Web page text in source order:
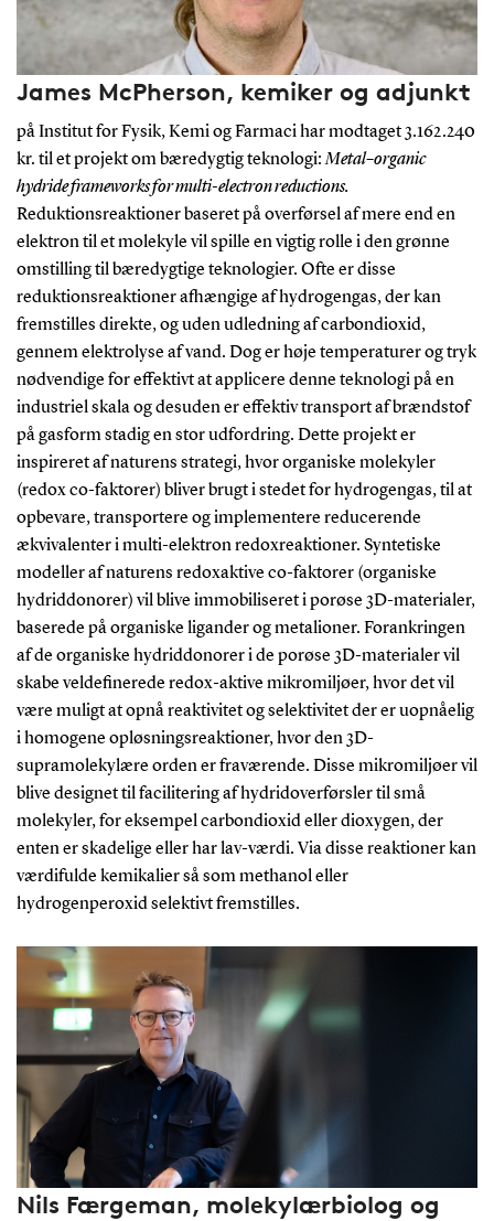
James McPherson, kemiker og adjunkt
på Institut for Fysik, Kemi og Farmaci har modtaget 3.162.240
kr. til et projekt om bæredygtig teknologi:Metal–organic
hydride frameworks for multi-electron reductions.
Reduktionsreaktioner baseret på overførsel af mere end en
elektron til et molekyle vil spille en vigtig rolle i den grønne
omstilling til bæredygtige teknologier. Ofte er disse
reduktionsreaktioner afhængige af hydrogengas, der kan
fremstilles direkte, og uden udledning af carbondioxid,
gennem elektrolyse af vand. Dog er høje temperaturer og tryk
nødvendige for effektivt at applicere denne teknologi på en
industriel skala og desuden er effektiv transport af brændstof
på gasform stadig en stor udfordring. Dette projekt er
inspireret af naturens strategi, hvor organiske molekyler
(redox co-faktorer) bliver brugt i stedet for hydrogengas, til at
opbevare, transportere og implementere reducerende
ækvivalenter i multi-elektron redoxreaktioner. Syntetiske
modeller af naturens redoxaktive co-faktorer (organiske
hydriddonorer) vil blive immobiliseret i porøse 3D-materialer,
baserede på organiske ligander og metalioner. Forankringen
af de organiske hydriddonorer i de porøse 3D-materialer vil
skabe veldefinerede redox-aktive mikromiljøer, hvor det vil
være muligt at opnå reaktivitet og selektivitet der er uopnåelig
i homogene opløsningsreaktioner, hvor den 3D-
supramolekylære orden er fraværende. Disse mikromiljøer vil
blive designet til facilitering af hydridoverførsler til små
molekyler, for eksempel carbondioxid eller dioxygen, der
enten er skadelige eller har lav-værdi. Via disse reaktioner kan
værdifulde kemikalier så som methanol eller
hydrogenperoxid selektivt fremstilles.
Nils Færgeman, molekylærbiolog og